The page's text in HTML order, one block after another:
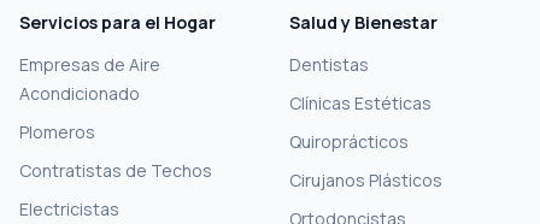
Servicios para el Hogar
Empresas de Aire
Acondicionado
Plomeros
Contratistas de Techos
Electricistas
Salud y Bienestar
Dentistas
Clínicas Estéticas
Quiroprácticos
Cirujanos Plásticos
Ortodoncistas